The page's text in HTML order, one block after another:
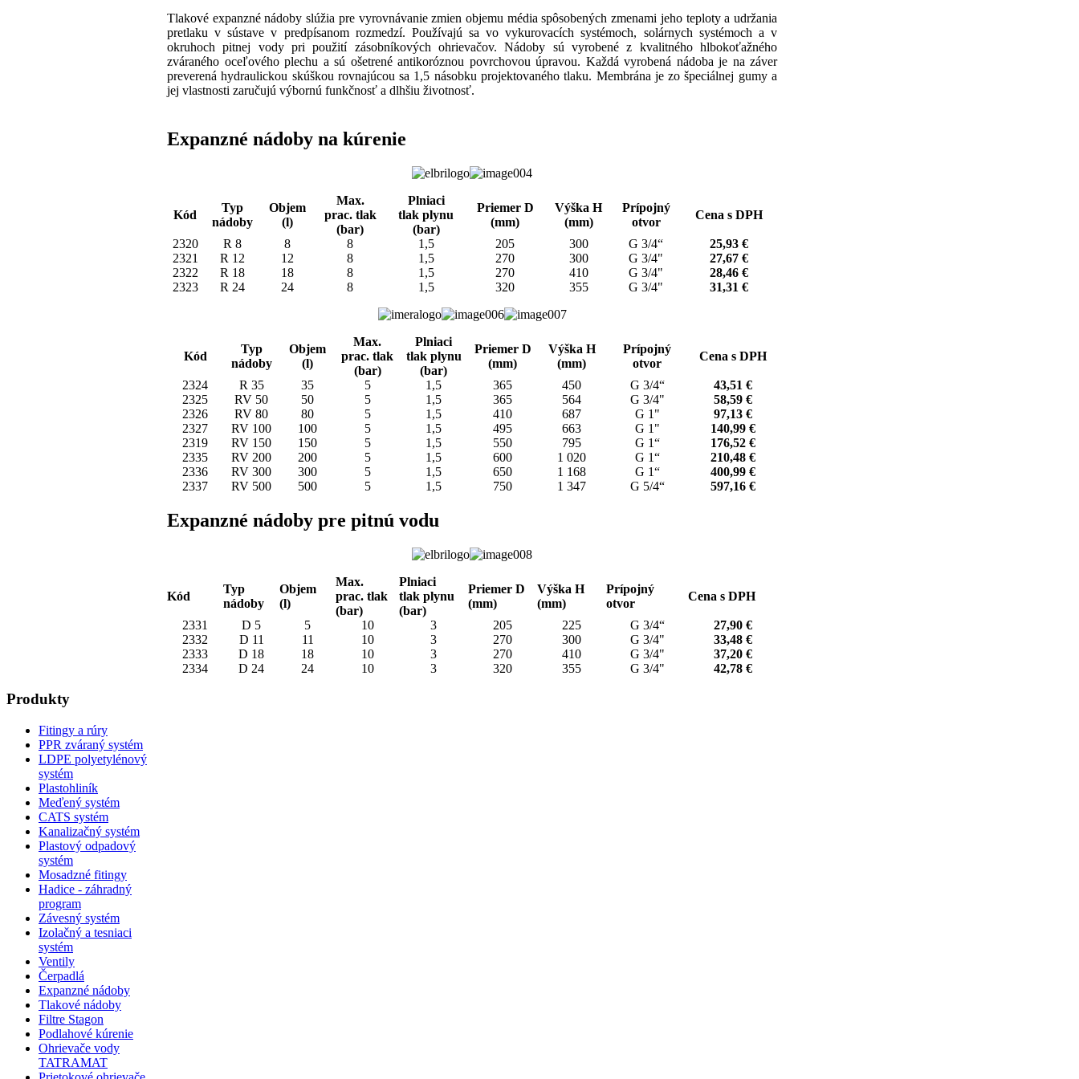
Tlakové expanzné nádoby slúžia pre vyrovnávanie zmien objemu média spôsobených zmenami jeho teploty a udržania
pretlaku v sústave v predpísanom rozmedzí. Používajú sa vo vykurovacích systémoch, solárnych systémoch a v
okruhoch pitnej vody pri použití zásobníkových ohrievačov. Nádoby sú vyrobené z kvalitného hlbokoťažného
zváraného oceľového plechu a sú ošetrené antikoróznou povrchovou úpravou. Každá vyrobená nádoba je na záver
preverená hydraulickou skúškou rovnajúcou sa 1,5 násobku projektovaného tlaku. Membrána je zo špeciálnej gumy a
jej vlastnosti zaručujú výbornú funkčnosť a dlhšiu životnosť.
Expanzné nádoby na kúrenie
Kód
Typ
nádoby
Objem
(l)
Max.
prac. tlak
(bar)
Plniaci
tlak plynu
(bar)
Priemer D
(mm)
Výška H
(mm)
Prípojný
otvor
Cena s DPH
2320 R 8 8 8 1,5 205 300 G 3/4“
25,93 €
2321
R 12 12 8 1,5 270 300 G 3/4"
27,67 €
2322
R 18 18 8 1,5 270 410 G 3/4"
28,46 €
2323
R 24 24 8 1,5 320 355 G 3/4" 31,31 €
Kód
Typ
nádoby
Objem
(l)
Max.
prac. tlak
(bar)
Plniaci
tlak plynu
(bar)
Priemer D
(mm)
Výška H
(mm)
Prípojný
otvor
Cena s DPH
2324 R 35 35 5 1,5 365 450 G 3/4“
43,51 €
2325
RV 50 50 5 1,5 365 564 G 3/4"
58,59 €
2326
RV 80 80 5 1,5 410 687 G 1"
97,13 €
2327
RV 100 100 5 1,5 495 663 G 1"
140,99 €
2319
RV 150 150 5 1,5 550 795 G 1“
176,52 €
2335
RV 200 200 5 1,5 600 1 020 G 1“
210,48 €
2336
RV 300 300 5 1,5 650 1 168 G 1“
400,99 €
2337
RV 500 500 5 1,5 750 1 347 G 5/4“ 597,16 €
Expanzné nádoby pre pitnú vodu
Kód
Typ
nádoby
Objem
(l)
Max.
prac. tlak
(bar)
Plniaci
tlak plynu
(bar)
Priemer D
(mm)
Výška H
(mm)
Prípojný
otvor
Cena s DPH
2331 D 5 5 10 3 205 225 G 3/4“
27,90 €
2332
D 11 11 10 3 270 300 G 3/4"
33,48 €
2333
D 18 18 10 3 270 410 G 3/4"
37,20 €
2334
D 24 24 10 3 320 355 G 3/4" 42,78 €
Produkty
Fitingy a rúry
PPR zváraný systém
LDPE polyetylénový
systém
Plastohliník
Meďený systém
CATS systém
Kanalizačný systém
Plastový odpadový
systém
Mosadzné fitingy
Hadice - záhradný
program
Závesný systém
Izolačný a tesniaci
systém
Ventily
Čerpadlá
Expanzné nádoby
Tlakové nádoby
Filtre Stagon
Podlahové kúrenie
Ohrievače vody
TATRAMAT